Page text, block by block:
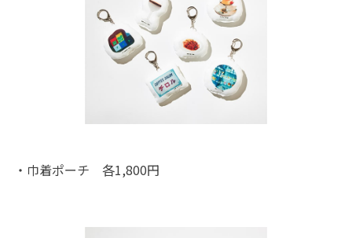
・巾着ポーチ 各1,800円